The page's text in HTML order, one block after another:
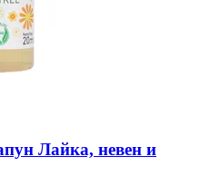
Лайка, невен и